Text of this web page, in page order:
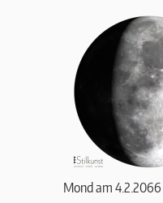
Mond am 4.2.2066